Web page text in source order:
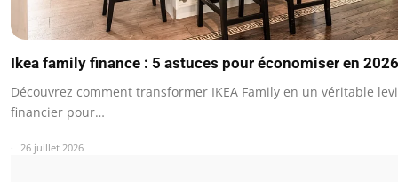
Ikea family finance : 5 astuces pour économiser en 2026
Découvrez comment transformer IKEA Family en un véritable
financier pour…
26 juillet 2026